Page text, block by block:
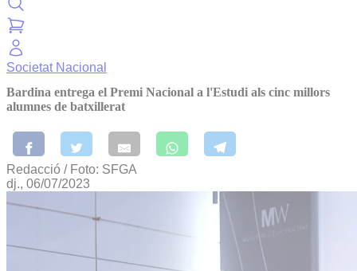
Societat Nacional
Bardina entrega el Premi Nacional a l'Estudi als cinc millors
alumnes de batxillerat
Redacció / Foto: SFGA
dj., 06/07/2023